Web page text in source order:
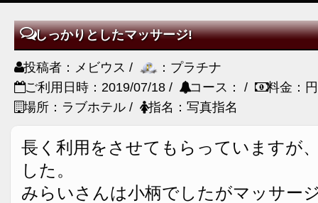
しっかりとしたマッサージ!
投稿者：メビウス /
：プラチナ
ご利用日時：2019/07/18 /
コース： /
料金：円
場所：ラブホテル /
指名：写真指名
長く利用をさせてもらっていますが
した。
みらいさんは小柄でしたがマッサー